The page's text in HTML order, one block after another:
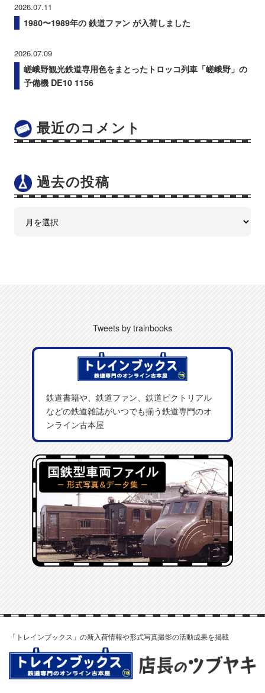
2026.07.11
1980〜1989年の 鉄道ファン が入荷しました
2026.07.09
嵯峨野観光鉄道専用色をまとったトロッコ列車「嵯峨野」の
予備機 DE10 1156
最近のコメント
過去の投稿
Tweets by trainbooks
鉄道書籍や、鉄道ファン、鉄道ピクトリアル
などの鉄道雑誌がいつでも揃う鉄道専門のオ
ンライン古本屋
「トレインブックス」の新入荷情報や形式写真撮影の活動成果を掲載